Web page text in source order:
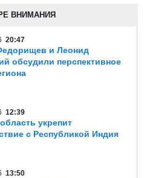
ВНИМАНИЯ
20:47
и Леонид
обсудили перспективное
12:39
укрепит
с Республикой Индия
13:50